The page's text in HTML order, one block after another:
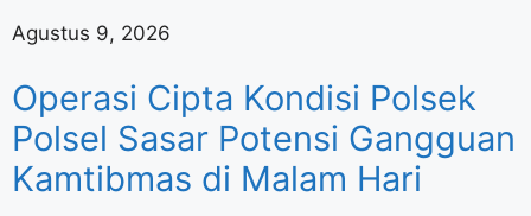
Agustus 9, 2026
Operasi Cipta Kondisi Polsek
Polsel Sasar Potensi Gangguan
Kamtibmas di Malam Hari